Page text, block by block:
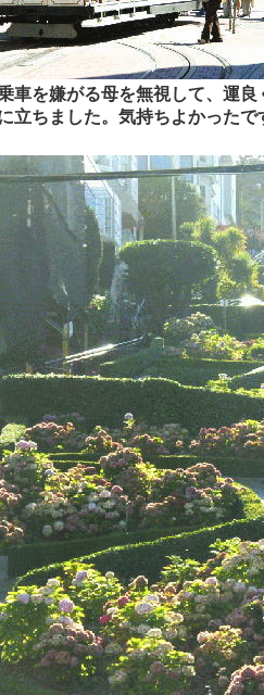
車を嫌がる母を無視して、運良
立ちました。気持ちよかったで